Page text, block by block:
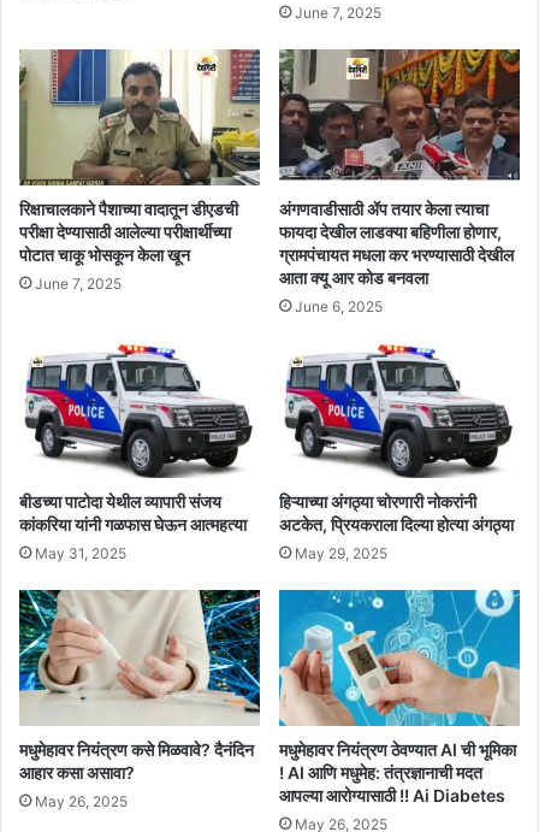
June 7, 2025
रिक्षाचालकाने पैशाच्या वादातून डीएडची
परीक्षा देण्यासाठी आलेल्या परीक्षार्थीच्या
पोटात चाकू भोसकून केला खून
June 7, 2025
अंगणवाडीसाठी ॲप तयार केला त्याचा
फायदा देखील लाडक्या बहिणीला होणार,
ग्रामपंचायत मधला कर भरण्यासाठी देखील
आता क्यू आर कोड बनवला
June 6, 2025
बीडच्या पाटोदा येथील व्यापारी संजय
कांकरिया यांनी गळफास घेऊन आत्महत्या
May 31, 2025
हिऱ्याच्या अंगठ्या चोरणारी नोकरांनी
अटकेत, प्रियकराला दिल्या होत्या अंगठ्या
May 29, 2025
मधुमेहावर नियंत्रण कसे मिळवावे? दैनंदिन
आहार कसा असावा?
May 26, 2025
मधुमेहावर नियंत्रण ठेवण्यात AI ची भूमिका
! AI आणि मधुमेह: तंत्रज्ञानाची मदत
आपल्या आरोग्यासाठी !! Ai Diabetes
May 26, 2025